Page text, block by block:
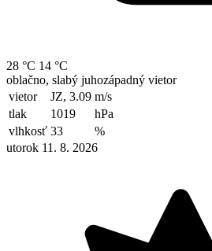
28 °C 14 °C
oblačno, slabý juhozápadný vietor
vietor
JZ, 3.09 m/s
tlak
1019
hPa
vlhkosť 33
%
utorok 11. 8. 2026